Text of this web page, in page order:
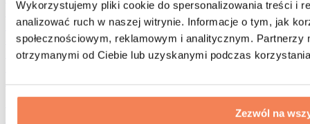
Wykorzystujemy pliki cookie do spersonalizowania treści i
analizować ruch w naszej witrynie. Informacje o tym, jak
społecznościowym, reklamowym i analitycznym. Partnerzy
otrzymanymi od Ciebie lub uzyskanymi podczas
Zezwól na
Sporty walki
Kolarstwo
Joga i pilates
Terapia zimnem
Trekking